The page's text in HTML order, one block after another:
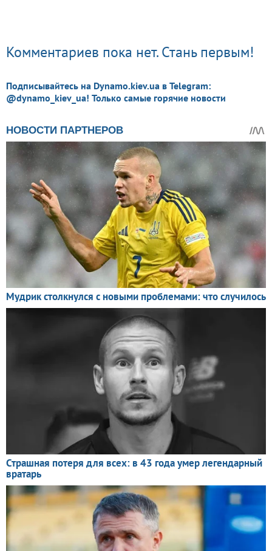
Комментариев пока нет. Стань первым!
Подписывайтесь на Dynamo.kiev.ua в Telegram:
@dynamo_kiev_ua! Только самые горячие новости